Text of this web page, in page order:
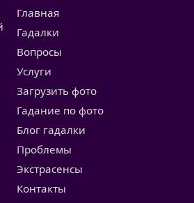
Главная
Гадалки
Вопросы
Услуги
Загрузить фото
Гадание по фото
Блог гадалки
Проблемы
Экстрасенсы
Контакты